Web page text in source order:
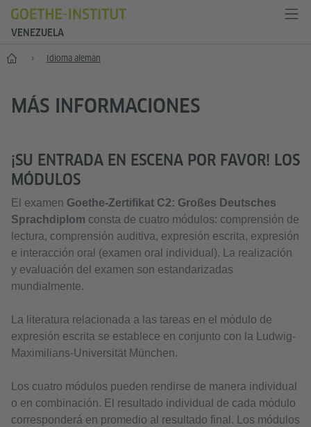
VENEZUELA
Inicio Idioma alemán
MÁS INFORMACIONES
¡SU ENTRADA EN ESCENA POR FAVOR! LOS
MÓDULOS
El examen Goethe-Zertifikat C2: Großes Deutsches
Sprachdiplom consta de cuatro módulos: comprensión de
lectura, comprensión auditiva, expresión escrita, expresión
e interacción oral (examen oral individual). La realización
y evaluación del examen son estandarizadas
mundialmente.
La literatura relacionada a las tareas en el módulo de
expresión escrita se establece en conjunto con la Ludwig-
Maximilians-Universität München.
Los cuatro módulos pueden rendirse de manera individual
o en combinación. El resultado individual de cada módulo
corresponderá en promedio al resultado final. Los módulos